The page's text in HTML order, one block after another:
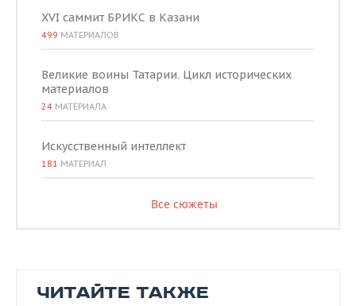
XVI саммит БРИКС в Казани
499 МАТЕРИАЛОВ
Великие воины Татарии. Цикл исторических
материалов
24 МАТЕРИАЛА
Искусственный интеллект
181 МАТЕРИАЛ
Все сюжеты
ЧИТАЙТЕ ТАКЖЕ